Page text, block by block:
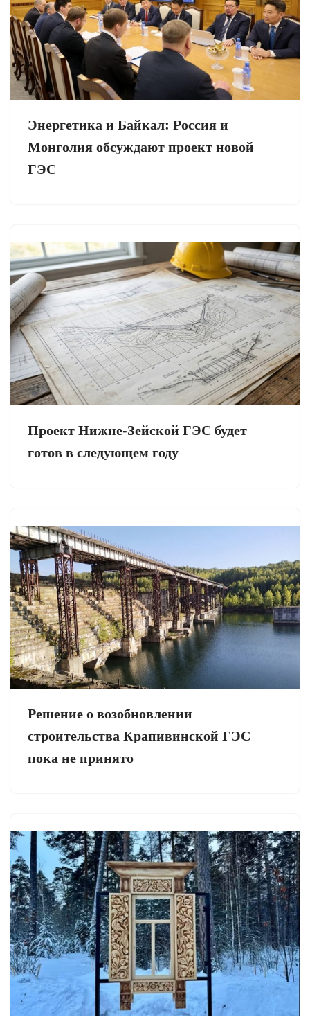
Энергетика и Байкал: Россия и
Монголия обсуждают проект новой
ГЭС
Проект Нижне-Зейской ГЭС будет
готов в следующем году
Решение о возобновлении
строительства Крапивинской ГЭС
пока не принято